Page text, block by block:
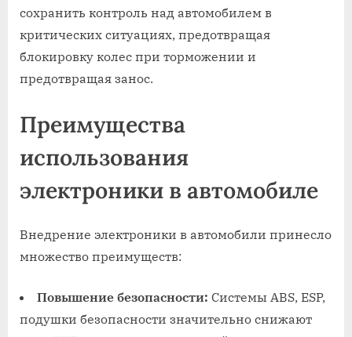
сохранить контроль над автомобилем в
критических ситуациях, предотвращая
блокировку колес при торможении и
предотвращая занос.
Преимущества
использования
электроники в автомобиле
Внедрение электроники в автомобили принесло
множество преимуществ:
Повышение безопасности: Системы ABS, ESP,
подушки безопасности значительно снижают